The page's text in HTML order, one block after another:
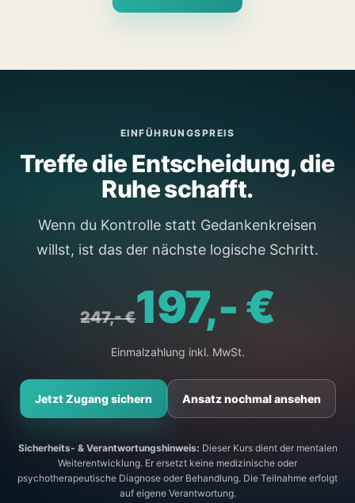
EINFÜHRUNGSPREIS
Treffe die Entscheidung, die
Ruhe schafft.
Wenn du Kontrolle statt Gedankenkreisen
willst, ist das der nächste logische Schritt.
247,- €197,- €
Einmalzahlung inkl. MwSt.
Jetzt Zugang sichern Ansatz nochmal ansehen
Sicherheits- & Verantwortungshinweis: Dieser Kurs dient der mentalen
Weiterentwicklung. Er ersetzt keine medizinische oder
psychotherapeutische Diagnose oder Behandlung. Die Teilnahme erfolgt
auf eigene Verantwortung.